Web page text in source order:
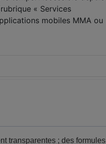
transparentes ; des formules